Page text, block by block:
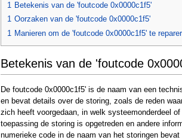
1 Betekenis van de 'foutcode 0x0000c1f5'
1 Oorzaken van de 'foutcode 0x0000c1f5'
1 Manieren om de 'foutcode 0x0000c1f5' te
Betekenis van de 'foutcode
De foutcode 0x0000c1f5' is de naam van een
en bevat details over de storing, zoals de reden
zich heeft voorgedaan, in welk systeemonderdeel of
toepassing de storing is opgetreden en andere
numerieke code in de naam van het storingen bevat